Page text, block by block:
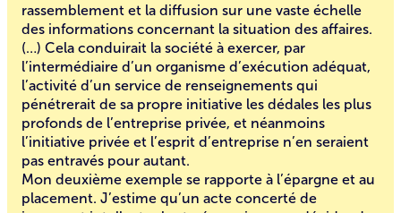
rassemblement et la diffusion sur une vaste échelle
des informations concernant la situation des affaires.
(…) Cela conduirait la société à exercer, par
l’intermédiaire d’un organisme d’exécution adéquat,
l’activité d’un service de renseignements qui
pénétrerait de sa propre initiative les dédales les plus
profonds de l’entreprise privée, et néanmoins
l’initiative privée et l’esprit d’entreprise n’en seraient
pas entravés pour autant.
Mon deuxième exemple se rapporte à l’épargne et au
placement. J’estime qu’un acte concerté de